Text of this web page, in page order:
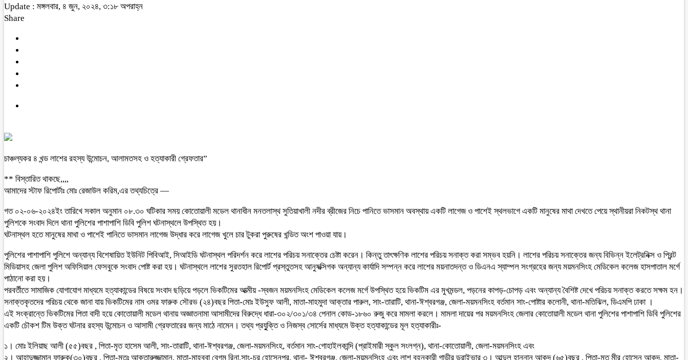
Update : মঙ্গলবার, ৪ জুন, ২০২৪, ৩:১৮ অপরাহ্ন
Share
চাঞ্চল্যকর ৪ খন্ড লাশের রহস্য উন্মোচন, আলামতসহ ও হত্যাকারী গ্রেফতার”
** বিস্তারিত থাকছে,,,,
আমাদের স্টাফ রিপোর্টাঃ মোঃ রেজাউল করিম,এর তথ্যচিত্রে —
গত ০২-০৬-২০২৪ইং তারিখে সকাল অনুমান ০৮.৩০ ঘটিকার সময় কোতোয়ালী মডেল থানাধীন মনতলাস্থ সুতিয়াখালী নদীর ব্রীজের নিচে পানিতে ভাসমান অবস্থায় একটি লাগেজ ও পাশেই স্থলভাগে একটি মানুষের মাথা দেখতে পেয়ে স্থানীয়রা নিকটস্থ থানা
পুলিশকে সংবাদ দিলে থানা পুলিশের পাশাপাশি ডিবি পুলিশ ঘটনাস্থলে উপস্থিত হয়।
ঘটনাস্থল হতে মানুষের মাথা ও পাশেই পানিতে ভাসমান লাগেজ উদ্ধার করে লাগেজ খুলে চার টুকরা পুরুষের খন্ডিত অংশ পাওয়া যায়।
পুলিশের পাশাপাশি পুলিশে অন্যান্য বিশেষায়িত ইউনিট পিবিআই, সিআইডি ঘটনাস্থল পরিদর্শন করে লাশের পরিচয় সনাক্তের চেষ্টা করেন। কিন্তু তাৎক্ষণিক লাশের পরিচয় সনাক্ত করা সম্ভব হয়নি। লাশের পরিচয় সনাক্তের জন্য বিভিন্ন ইলেট্রনিক্স ও প্রিন্ট
মিডিয়াসহ জেলা পুলিশ অফিসিয়াল ফেসবুকে সংবাদ পোষ্ট করা হয়। ঘটনাস্থলে লাশের সুরতহাল রিপোর্ট প্রস্তুতসহ আনুষক্সিগক অন্যান্য কার্যাদি সম্পন্ন করে লাশের ময়নাতদন্ত ও ডিএনএ স্যাম্পল সংগ্রহের জন্য ময়মনসিংহ মেডিকেল কলেজ হাসপাতাল মর্গে
পাঠানো করা হয়।
পরবর্তীতে সামাজিক যোগাযোগ মাধ্যমে হত্যাকান্ডের বিষয়ে সংবাদ ছড়িয়ে পড়লে ভিকটিমের আত্মীয় -স্বজন ময়মনসিংহ মেডিকেল কলেজ মর্গে উপস্থিত হয়ে ভিকটিম এর মুখমন্ডল, পড়নের কাপড়-চোপড় এবং অন্যান্য বৈশিষ্ট দেখে পরিচয় সনাক্ত করতে সক্ষম হন।
সনাক্তকৃতদের পরিচয় থেকে জানা যায় ভিকটিমের নাম ওমর ফারুক সৌরভ (২৪)বছর পিতা-মোঃ ইউসুফ আলী, মাতা-মাহমুদা আক্তার পারুল, সাং-তারাটি, থানা-ঈশ্বরগঞ্জ, জেলা-ময়মনসিংহ বর্তমান সাং-পোষ্টার কলোনী, থানা-মতিঝিল, ডিএমপি ঢাকা ।
এই সংক্রান্তে ভিকটিমের পিতা বাদী হয়ে কোতোয়ালী মডেল থানায় অজ্ঞাতনামা আসামীদের বিরুদ্ধে ধারা-৩০২/৩০১/৩৪ পেনাল কোড-১৮৬০ রুজু করে মামলা করলে। মামলা দায়ের পর ময়মনসিংহ জেলার কোতোয়ালী মডেল থানা পুলিশের পাশাপাশি ডিবি পুলিশের
একটি চৌকশ টিম উক্ত ঘটনার রহস্য উন্মোচন ও আসামী গ্রেফতারের জন্য মাঠে নামেন। তথ্য প্রযুুক্তি ও নিজস্ব সোর্সের মাধ্যমে উক্ত হত্যাকান্ডের মূল হত্যাকারীঃ-
১। মোঃ ইলিয়াছ আলী (৫৫)বছর , পিতা-মৃত হাসেম আলী, সাং-তারাটি, থানা-ঈশ্বরগঞ্জ, জেলা-ময়মনসিংহ, বর্তমান সাং-গোহাইলকান্দি (প্রাইমারী স্কুল সংলগ্ন), থানা-কোতোয়ালী, জেলা-ময়মনসিংহ এবং
২। আহাদুজ্জামান ফারুক(৩০)বছর , পিতা-মৃতঃ আক্তারুজ্জামান, মাতা-মাহবুবা বেগম রিনা,সাং-চর হোসেনপুর, থানা- ঈশ্বরগঞ্জ, জেলা-ময়মনসিংহ এবং লাশ বহনকারী গাড়ীর ড্রাইভার ৩। আব্দুল হান্নান আকন্দ (৬৫)বছর , পিতা-মৃত মীর হোসেন আকন্দ, মাতা-